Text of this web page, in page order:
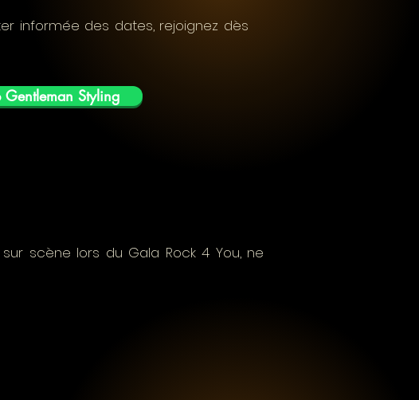
informée des dates, rejoignez dès
Styling
scène lors du Gala Rock 4 You, ne